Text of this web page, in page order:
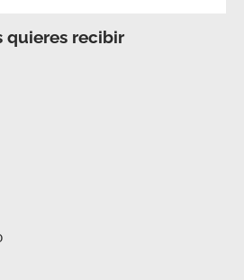
quieres recibir